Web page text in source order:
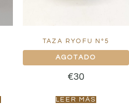
TAZA RYOFU Nº5
€30
LEER MÁS